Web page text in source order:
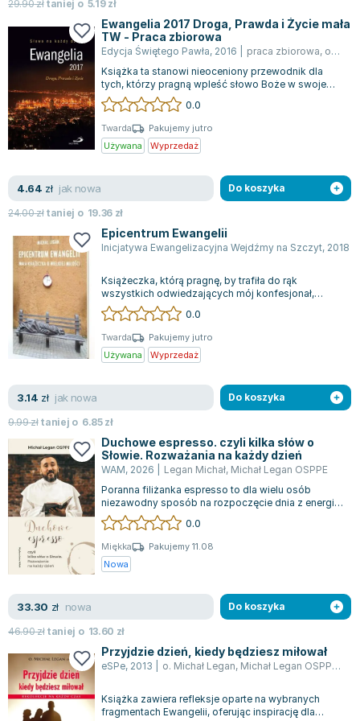
Książki o naukach politycznych dla studentów
Książki do nauk przyrodniczych dla studentów
Książki do nauk społecznych dla studentów
Książki do nauk ścisłych dla studentów
Prawo - książki dla studentów
Technologia żywności - książki
Zarządzanie i marketing - książki
Podręczniki dla nauczycieli - metodyka
Repetytoria, testy i materiały pomocnicze
Bolesław Prus
Clive Cussler
Wanda Chotomska
Józef Ignacy Kraszewski
Clive Staples Lewis
Martyna Wojciechowska
Melissa De la Cruz
Jaś Kapela
Agatha Christie
Witold Gadowski
Jan Pietrzak
Marcin Kowalczyk
Piotr Zychowicz
Joanna Jabłczyńska
Piotr Kościelny
Jan Piński
Agata Passent
Michel Moran
Maciej Orłoś
Jo Nesbo
Katarzyna Miller
Antoine de Saint Exupery
Lew Tołstoj
Mark Twain
Marcin Meller
ks. Piotr Pawlukiewicz
Jarosław Sokołowski
Piotr Latocha
Michael Scott
Piotr Semka
Jarosław Iwaszkiewicz
29.90złtaniej o 5.19zł
Ewangelia 2017 Droga, Prawda i Życie mała
TW - Praca zbiorowa
Edycja Świętego Pawła, 2016 praca zbiorowa, opracowanie zbiorowe
Książka ta stanowi nieoceniony przewodnik dla
tych, którzy pragną wpleść słowo Boże w swoje
codzienne życie, harmonizując to z ryt...
0.0
Twarda
Pakujemy jutro
Używana
Wyprzedaż
4.64 zł jak nowa
24.00złtaniej o 19.36 zł
Do koszyka
Epicentrum Ewangelii
Inicjatywa Ewangelizacyjna Wejdźmy na Szczyt, 2018
Książeczka, którą pragnę, by trafiła do rąk
wszystkich odwiedzających mój konfesjonał,
zawiera głęboko osobiste odkrycie - doświad...
0.0
Twarda
Pakujemy jutro
Używana
Wyprzedaż
3.14 zł jak nowa
9.99złtaniej o 6.85zł
Do koszyka
Duchowe espresso. czyli kilka słów o
Słowie. Rozważania na każdy dzień
WAM, 2026 Legan Michał, Michał Legan OSPPE
Poranna filiżanka espresso to dla wielu osób
niezawodny sposób na rozpoczęcie dnia z energią.
Lecz nasze serce i dusza również pot...
0.0
Miękka
Pakujemy 11.08
Nowa
33.30 zł nowa
46.90złtaniej o 13.60 zł
Do koszyka
Przyjdzie dzień, kiedy będziesz miłował
eSPe, 2013 o. Michał Legan, Michał Legan OSPPE ,
Książka zawiera refleksje oparte na wybranych
fragmentach Ewangelii, oferując inspirację dla